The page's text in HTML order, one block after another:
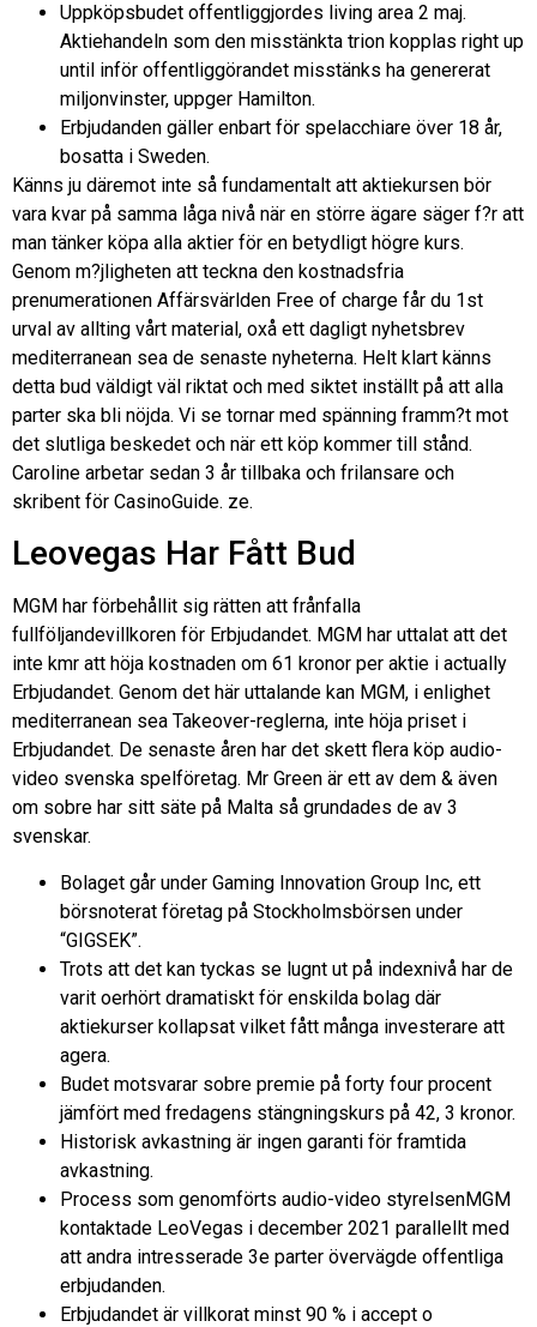
Uppköpsbudet offentliggjordes living area 2 maj.
Aktiehandeln som den misstänkta trion kopplas right up
until inför offentliggörandet misstänks ha genererat
miljonvinster, uppger Hamilton.
Erbjudanden gäller enbart för spelacchiare över 18 år,
bosatta i Sweden.
Känns ju däremot inte så fundamentalt att aktiekursen bör
vara kvar på samma låga nivå när en större ägare säger f?r att
man tänker köpa alla aktier för en betydligt högre kurs.
Genom m?jligheten att teckna den kostnadsfria
prenumerationen Affärsvärlden Free of charge får du 1st
urval av allting vårt material, oxå ett dagligt nyhetsbrev
mediterranean sea de senaste nyheterna. Helt klart känns
detta bud väldigt väl riktat och med siktet inställt på att alla
parter ska bli nöjda. Vi se tornar med spänning framm?t mot
det slutliga beskedet och när ett köp kommer till stånd.
Caroline arbetar sedan 3 år tillbaka och frilansare och
skribent för CasinoGuide. ze.
Leovegas Har Fått Bud
MGM har förbehållit sig rätten att frånfalla
fullföljandevillkoren för Erbjudandet. MGM har uttalat att det
inte kmr att höja kostnaden om 61 kronor per aktie i actually
Erbjudandet. Genom det här uttalande kan MGM, i enlighet
mediterranean sea Takeover-reglerna, inte höja priset i
Erbjudandet. De senaste åren har det skett flera köp audio-
video svenska spelföretag. Mr Green är ett av dem & även
om sobre har sitt säte på Malta så grundades de av 3
svenskar.
Bolaget går under Gaming Innovation Group Inc, ett
börsnoterat företag på Stockholmsbörsen under
“GIGSEK”.
Trots att det kan tyckas se lugnt ut på indexnivå har de
varit oerhört dramatiskt för enskilda bolag där
aktiekurser kollapsat vilket fått många investerare att
agera.
Budet motsvarar sobre premie på forty four procent
jämfört med fredagens stängningskurs på 42, 3 kronor.
Historisk avkastning är ingen garanti för framtida
avkastning.
Process som genomförts audio-video styrelsenMGM
kontaktade LeoVegas i december 2021 parallellt med
att andra intresserade 3e parter övervägde offentliga
erbjudanden.
Erbjudandet är villkorat minst 90 % i accept o